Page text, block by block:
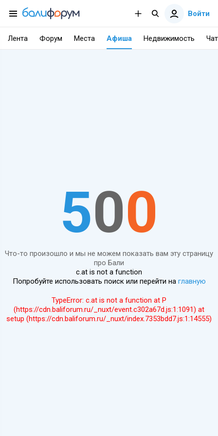
Войти
Лента Форум Места Афиша Недвижимость Чат
500
Что-то произошло и мы не можем показать вам эту страницу
про Бали
c.at is not a function
Попробуйте использовать поиск или перейти на главную
TypeError: c.at is not a function at P
(https://cdn.baliforum.ru/_nuxt/event.c302a67d.js:1:1091) at
setup (https://cdn.baliforum.ru/_nuxt/index.7353bdd7.js:1:14555)